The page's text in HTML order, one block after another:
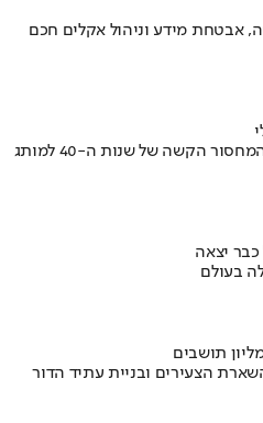
אבטחת מידע וניהול אקלים חכם
איך אסם הפכה את תקופת הצנע והמחסור הקשה של שנות ה-40 למותג
יצאה
בעולם
הצעירים ובניית עתיד הדור